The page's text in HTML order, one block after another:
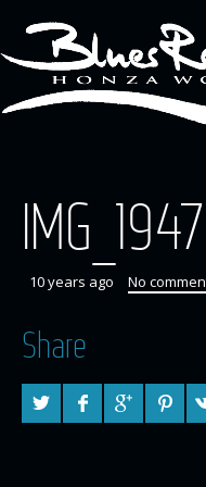
10 years ago No
Share